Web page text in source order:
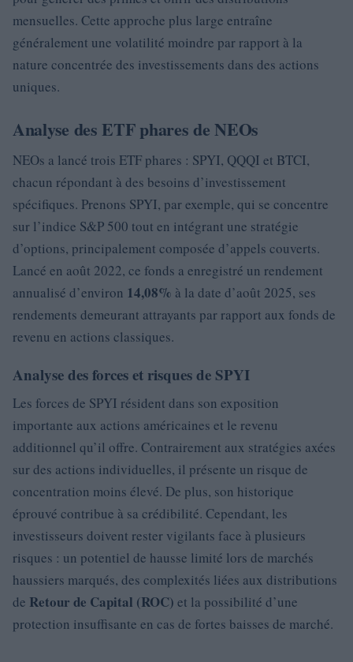
mensuelles. Cette approche plus large entraîne
généralement une volatilité moindre par rapport à la
nature concentrée des investissements dans des actions
uniques.
Analyse des ETF phares de NEOs
NEOs a lancé trois ETF phares : SPYI, QQQI et BTCI,
chacun répondant à des besoins d’investissement
spécifiques. Prenons SPYI, par exemple, qui se concentre
sur l’indice S&P 500 tout en intégrant une stratégie
d’options, principalement composée d’appels couverts.
Lancé en août 2022, ce fonds a enregistré un rendement
annualisé d’environ 14,08% à la date d’août 2025, ses
rendements demeurant attrayants par rapport aux fonds de
revenu en actions classiques.
Analyse des forces et risques de SPYI
Les forces de SPYI résident dans son exposition
importante aux actions américaines et le revenu
additionnel qu’il offre. Contrairement aux stratégies axées
sur des actions individuelles, il présente un risque de
concentration moins élevé. De plus, son historique
éprouvé contribue à sa crédibilité. Cependant, les
investisseurs doivent rester vigilants face à plusieurs
risques : un potentiel de hausse limité lors de marchés
haussiers marqués, des complexités liées aux distributions
de Retour de Capital (ROC) et la possibilité d’une
protection insuffisante en cas de fortes baisses de marché.